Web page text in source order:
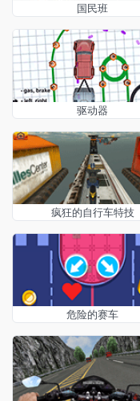
国民班
驱动器
疯狂的自行车特技
危险的赛车